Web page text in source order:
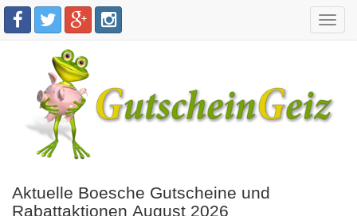
Aktuelle Boesche Gutscheine und
Rabattaktionen August 2026